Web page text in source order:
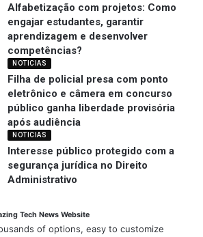
Alfabetização com projetos: Como
engajar estudantes, garantir
aprendizagem e desenvolver
competências?
NOTICIAS
Filha de policial presa com ponto
eletrônico e câmera em concurso
público ganha liberdade provisória
após audiência
NOTICIAS
Interesse público protegido com a
segurança jurídica no Direito
Administrativo
Tech News Website
of options, easy to customize